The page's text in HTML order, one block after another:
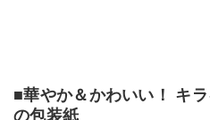
■華やか＆かわいい！ キ
の包装紙